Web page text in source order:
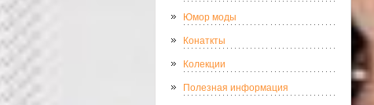
Юмор моды
Конаткты
Колекции
Полезная информация